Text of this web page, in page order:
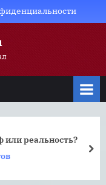
реальность?